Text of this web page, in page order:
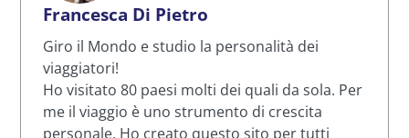
Francesca Di Pietro
Giro il Mondo e studio la personalità dei
viaggiatori!
Ho visitato 80 paesi molti dei quali da sola. Per
me il viaggio è uno strumento di crescita
personale. Ho creato questo sito per tutti